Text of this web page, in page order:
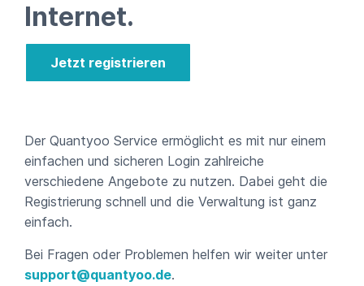
Internet.
Jetzt registrieren
Der Quantyoo Service ermöglicht es mit nur einem
einfachen und sicheren Login zahlreiche
verschiedene Angebote zu nutzen. Dabei geht die
Registrierung schnell und die Verwaltung ist ganz
einfach.
Bei Fragen oder Problemen helfen wir weiter unter
support@quantyoo.de.